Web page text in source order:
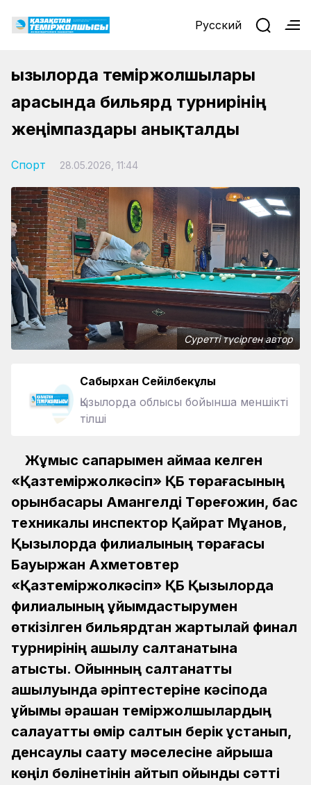
Русский
Қызылорда теміржолшылары
арасында бильярд турнирінің
жеңімпаздары анықталды
Спорт 28.05.2026, 11:44
Суретті түсірген автор
Сабырхан Сейілбекұлы
Қызылорда облысы бойынша меншікті
тілші
Жұмыс сапарымен аймаққа келген
«Қазтеміржолкәсіп» ҚБ төрағасының
орынбасары Амангелді Төреғожин, бас
техникалық инспектор Қайрат Мұқанов,
Қызылорда филиалының төрағасы
Бауыржан Ахметовтер
«Қазтеміржолкәсіп» ҚБ Қызылорда
филиалының ұйымдастырумен
өткізілген бильярдтан жартылай финал
турнирінің ашылу салтанатына
қатысты. Ойынның салтанатты
ашылуында әріптестеріне кәсіподақ
ұйымы әрқашан теміржолшылардың
салауатты өмір салтын берік ұстанып,
денсаулық сақату мәселесіне айрықша
көңіл бөлінетінін айтып ойынды сәтті